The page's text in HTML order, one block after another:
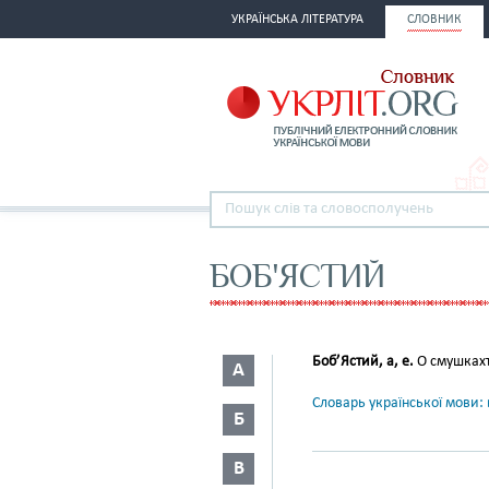
УКРАЇНСЬКА ЛІТЕРАТУРА СЛОВНИК
БОБ'ЯСТИЙ
А
Б
В
Боб’Ястий, а, е. О
Словарь української